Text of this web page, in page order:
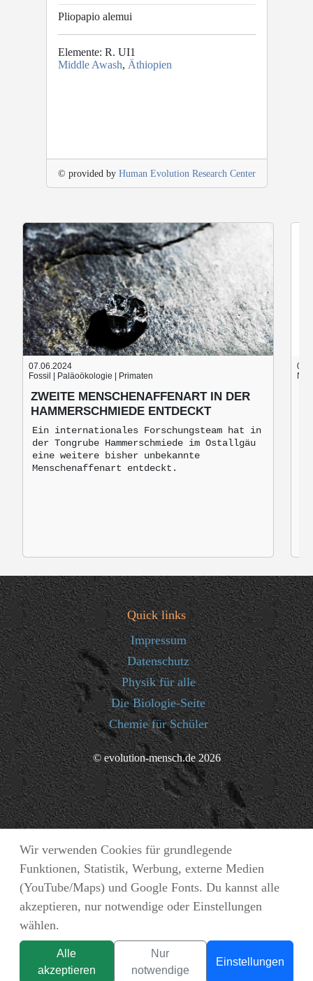
Wir verwenden Cookies für grundlegende
Funktionen, Statistik, Werbung, externe Medien
(YouTube/Maps) und Google Fonts. Du kannst alle
akzeptieren, nur notwendige oder Einstellungen
wählen.
Alle
akzeptieren
Nur
notwendige
Einstellungen
Pliopapio alemui
Elemente: R. UI1
Middle Awash, Äthiopien
© provided by Human Evolution Research Center
07.06.2024
Fossil | Paläoökologie | Primaten
ZWEITE MENSCHENAFFENART IN DER
HAMMERSCHMIEDE ENTDECKT
Ein internationales Forschungsteam hat in
der Tongrube Hammerschmiede im Ostallgäu
eine weitere bisher unbekannte
Menschenaffenart entdeckt.
Quick links
Impressum
Datenschutz
Physik für alle
Die Biologie-Seite
Chemie für Schüler
© evolution-mensch.de 2026